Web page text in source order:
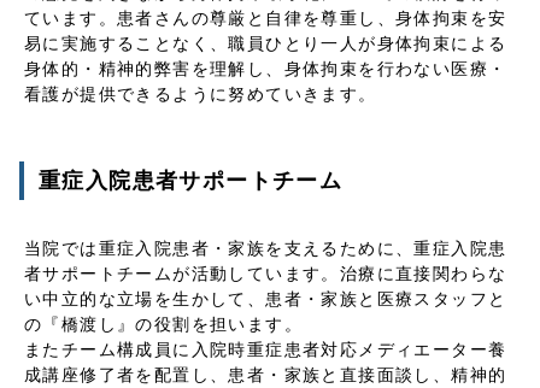
ています。患者さんの尊厳と自律を尊重し、身体拘束を安
易に実施することなく、職員ひとり一人が身体拘束による
身体的・精神的弊害を理解し、身体拘束を行わない医療・
看護が提供できるように努めていきます。
重症入院患者サポートチーム
当院では重症入院患者・家族を支えるために、重症入院患
者サポートチームが活動しています。治療に直接関わらな
い中立的な立場を生かして、患者・家族と医療スタッフと
の『橋渡し』の役割を担います。
またチーム構成員に入院時重症患者対応メディエーター養
成講座修了者を配置し、患者・家族と直接面談し、精神的